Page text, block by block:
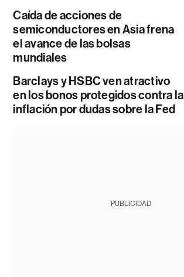
Caída de acciones de
semiconductores en Asia frena
el avance de las bolsas
mundiales
Barclays y HSBC ven atractivo
en los bonos protegidos contra la
inflación por dudas sobre la Fed
PUBLICIDAD